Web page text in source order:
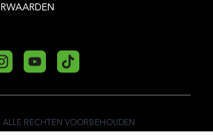
ALLE RECHTEN VOORBEHOUDEN